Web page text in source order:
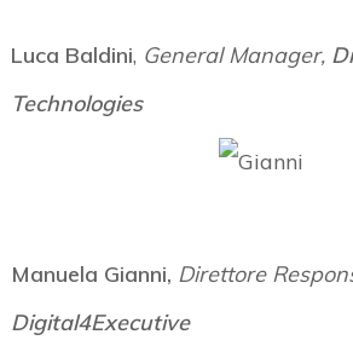
Luca Baldini, General Manager,
Technologies
Manuela Gianni, Direttore
Digital4Executive